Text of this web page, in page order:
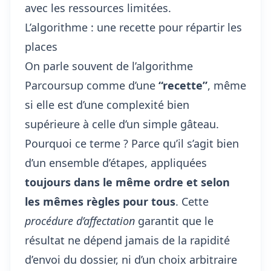
avec les ressources limitées.
L’algorithme : une recette pour répartir les
places
On parle souvent de l’algorithme
Parcoursup comme d’une “recette”, même
si elle est d’une complexité bien
supérieure à celle d’un simple gâteau.
Pourquoi ce terme ? Parce qu’il s’agit bien
d’un ensemble d’étapes, appliquées
toujours dans le même ordre et selon
les mêmes règles pour tous. Cette
procédure d’affectation garantit que le
résultat ne dépend jamais de la rapidité
d’envoi du dossier, ni d’un choix arbitraire